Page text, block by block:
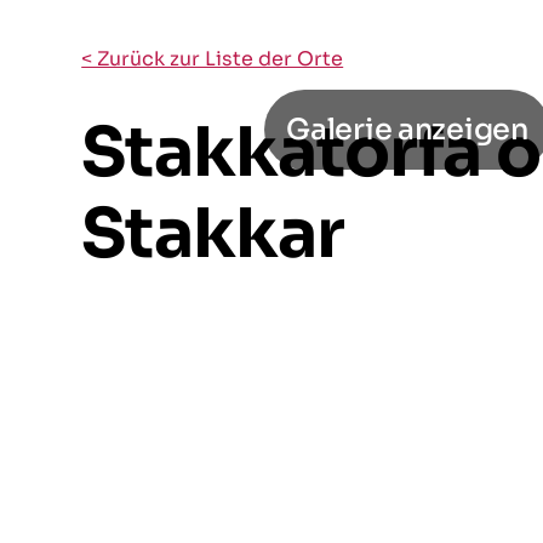
< Zurück zur Liste der Orte
Stakkatorfa
Stakkar
Galerie anzeigen